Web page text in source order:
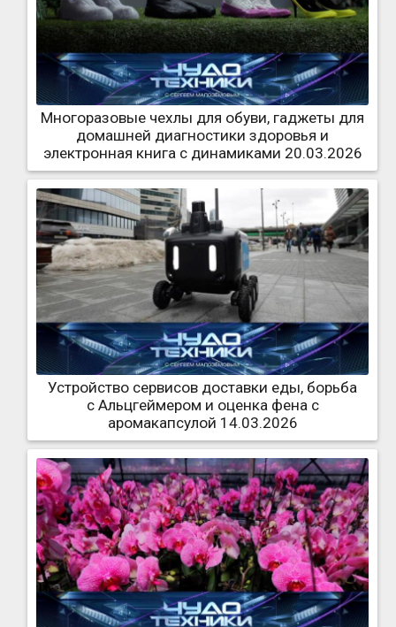
Многоразовые чехлы для обуви, гаджеты для
домашней диагностики здоровья и
электронная книга с динамиками 20.03.2026
Устройство сервисов доставки еды, борьба
с Альцгеймером и оценка фена с
аромакапсулой 14.03.2026